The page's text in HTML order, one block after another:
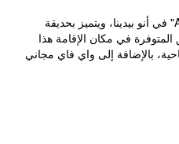
يقع مكان إقامة "Aloni Guesthouse" في أنو بيدينا، ويتميز بحديقة
في مكان الإقامة هذا
بالإضافة إلى واي فاي مجاني